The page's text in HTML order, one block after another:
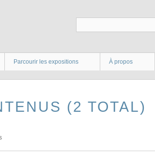
Parcourir les expositions À propos
(2 TOTAL)